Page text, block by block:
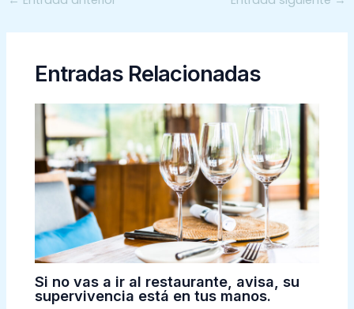
Entradas Relacionadas
Si no vas a ir al restaurante, avisa, su
supervivencia está en tus manos.